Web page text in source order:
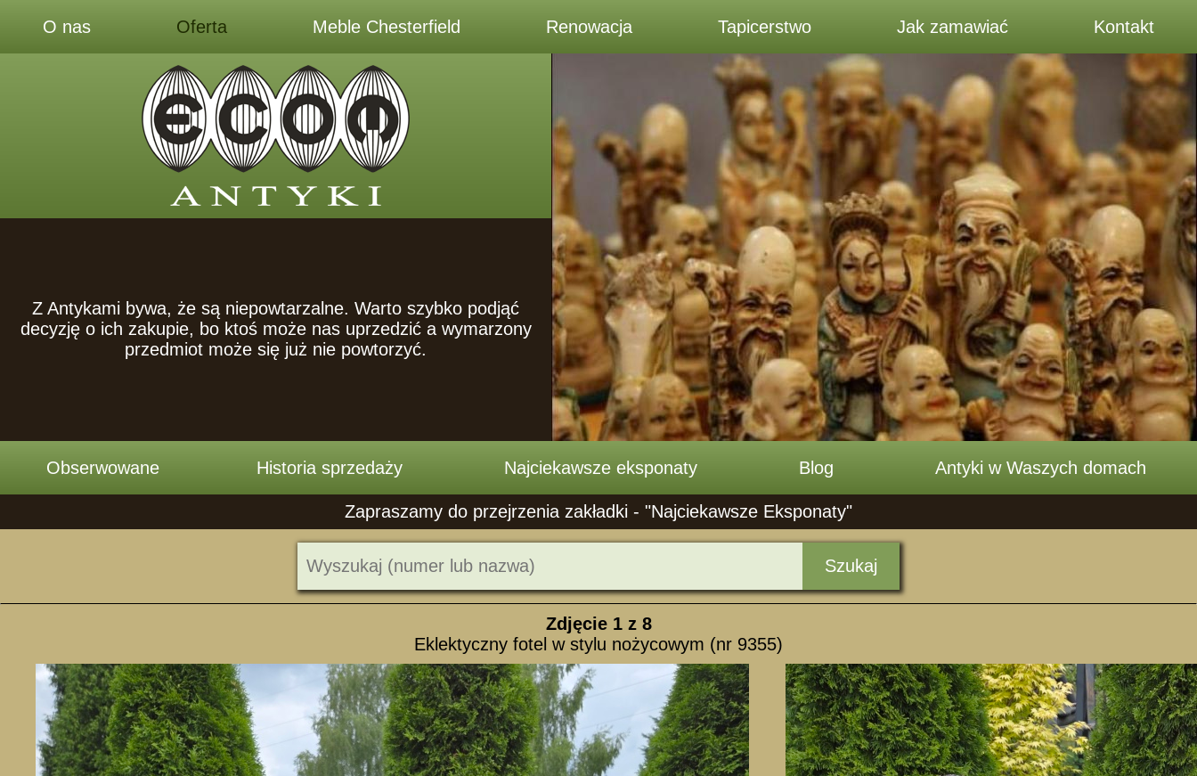
O nas Oferta Meble Chesterfield Renowacja Tapicerstwo Jak zamawiać Kontakt
Z Antykami bywa, że są niepowtarzalne. Warto szybko podjąć
decyzję o ich zakupie, bo ktoś może nas uprzedzić a wymarzony
przedmiot może się już nie powtorzyć.
Obserwowane Historia sprzedaży Najciekawsze eksponaty Blog Antyki w Waszych domach
Zapraszamy do przejrzenia zakładki - "Najciekawsze Eksponaty"
Szukaj
Zdjęcie 1z 8
Eklektyczny fotel w stylu nożycowym (nr 9355)